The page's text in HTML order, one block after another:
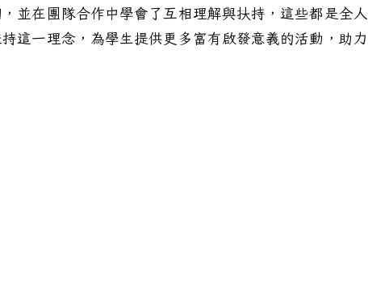
並在團隊合作中學會了互相理解與扶持，這些都是全人
這一理念，為學生提供更多富有啟發意義的活動，助力